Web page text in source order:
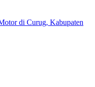
di Curug, Kabupaten